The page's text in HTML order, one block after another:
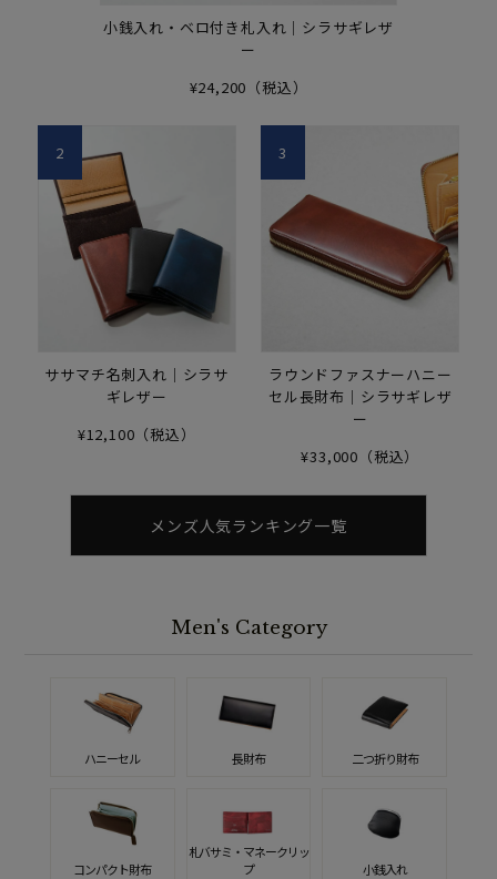
小銭入れ・ベロ付き札入れ｜シラサギレザ
ー
¥24,200（税込）
ササマチ名刺入れ｜シラサ
ギレザー
¥12,100（税込）
2
ラウンドファスナーハニー
セル長財布｜シラサギレザ
ー
¥33,000（税込）
3
メンズ人気ランキング一覧
Men's Category
ハニーセル 長財布 二つ折り財布
コンパクト財布
札バサミ・マネークリッ
プ
小銭入れ